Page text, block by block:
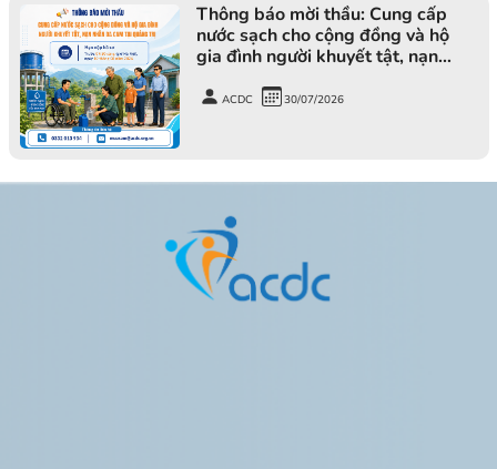
Thông báo mời thầu: Cung cấp
nước sạch cho cộng đồng và hộ
gia đình người khuyết tật, nạn
ACDC 30/07/2026